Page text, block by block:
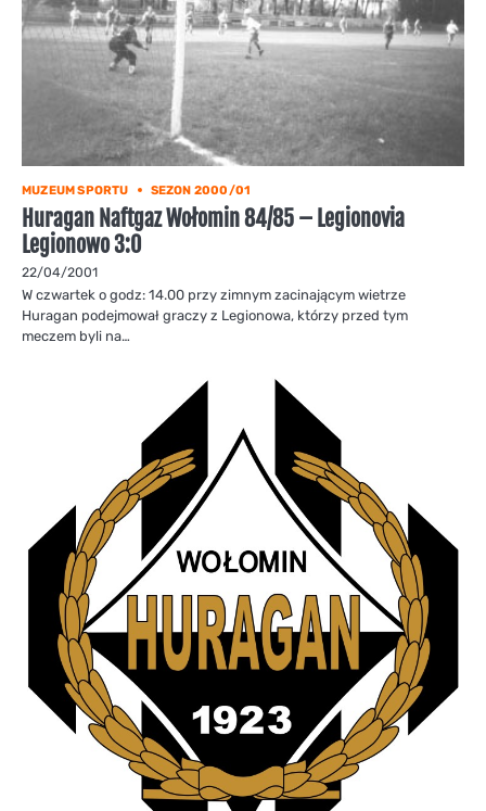
MUZEUM SPORTU SEZON 2000/01
Huragan Naftgaz Wołomin 84/85 – Legionovia
Legionowo 3:0
22/04/2001
W czwartek o godz: 14.00 przy zimnym zacinającym wietrze
Huragan podejmował graczy z Legionowa, którzy przed tym
meczem byli na…